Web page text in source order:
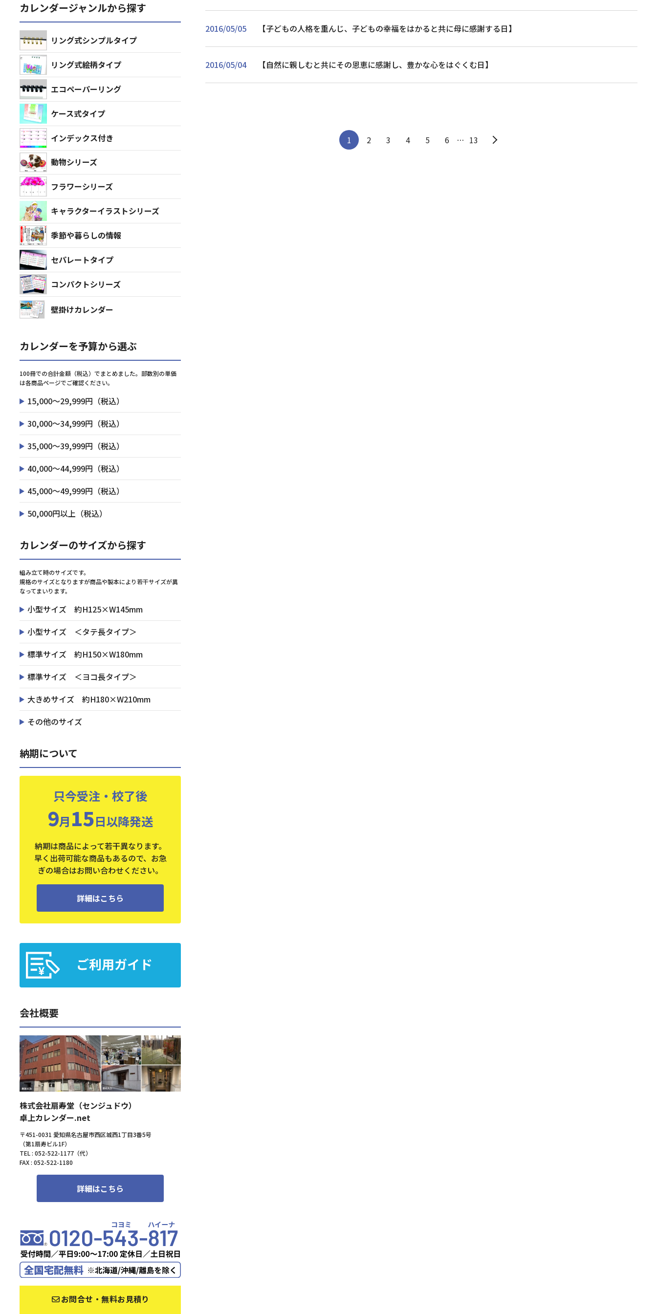
カレンダージャンルから探す
リング式シンプルタイプ
リング式絵柄タイプ
エコペーパーリング
ケース式タイプ
インデックス付き
動物シリーズ
フラワーシリーズ
キャラクターイラストシリーズ
季節や暮らしの情報
セパレートタイプ
コンパクトシリーズ
壁掛けカレンダー
カレンダーを予算から選ぶ
100冊での合計金額（税込）でまとめました。部数別の単価
は各商品ページでご確認ください。
15,000～29,999円（税込）
30,000～34,999円（税込）
35,000～39,999円（税込）
40,000～44,999円（税込）
45,000～49,999円（税込）
50,000円以上（税込）
カレンダーのサイズから探す
組み立て時のサイズです。
規格のサイズとなりますが商品や製本により若干サイズが異
なってまいります。
小型サイズ 約H125×W145mm
小型サイズ ＜タテ長タイプ＞
標準サイズ 約H150×W180mm
標準サイズ ＜ヨコ長タイプ＞
大きめサイズ 約H180×W210mm
その他のサイズ
納期について
只今受注・校了後
9月 15日以降発送
納期は商品によって若干異なります。
早く出荷可能な商品もあるので、お急
ぎの場合はお問い合わせください。
詳細はこちら
会社概要
株式会社扇寿堂（センジュドウ）
卓上カレンダー.net
〒451-0031 愛知県名古屋市西区城西1丁目3番5号
（第1扇寿ビル1F）
TEL : 052-522-1177（代）
FAX : 052-522-1180
詳細はこちら
お問合せ・無料お見積り
2016/05/05 【子どもの人格を重んじ、子どもの幸福をはかると共に母に感謝する日】
2016/05/04 【自然に親しむと共にその恩恵に感謝し、豊かな心をはぐくむ日】
1 2 3 4 5 6 … 13